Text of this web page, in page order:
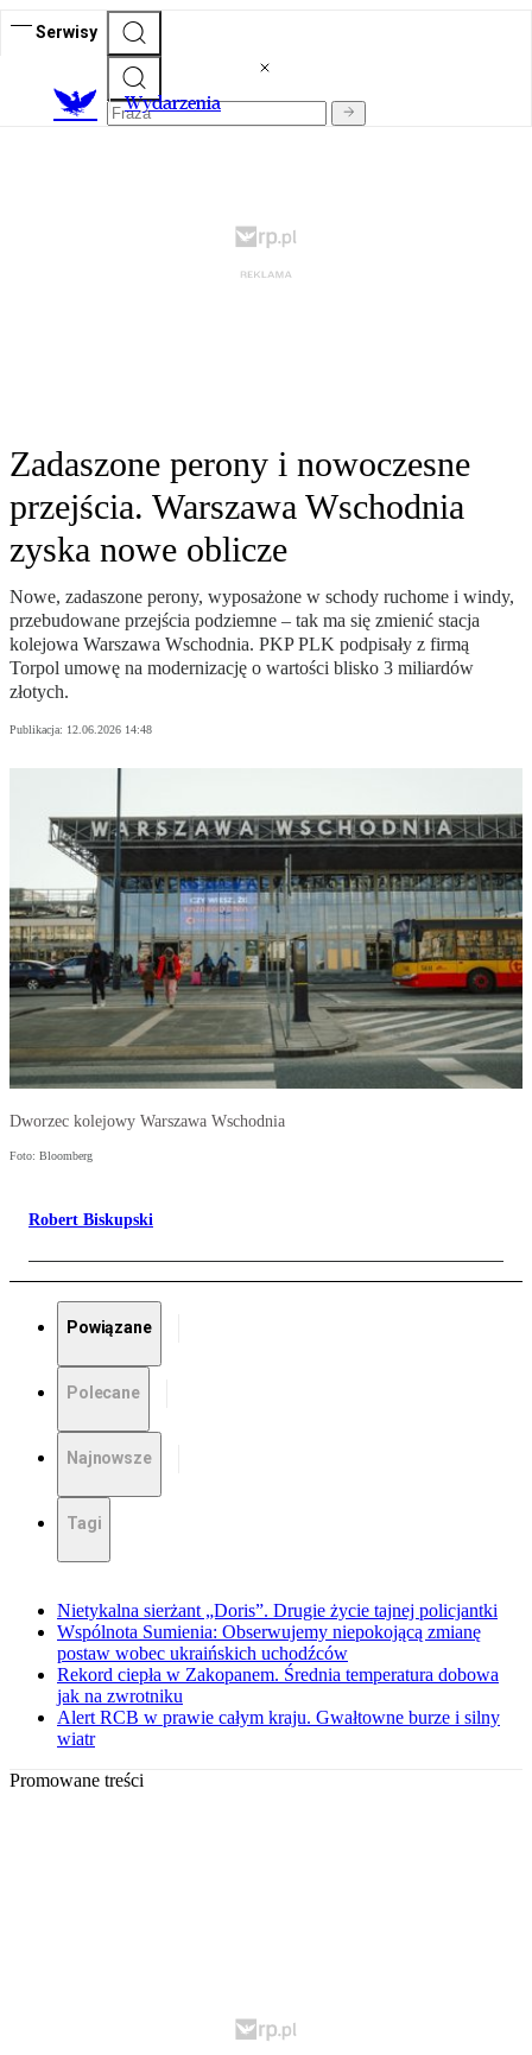
Serwisy
Wydarzenia
Zadaszone perony i nowoczesne
przejścia. Warszawa Wschodnia
zyska nowe oblicze
Nowe, zadaszone perony, wyposażone w schody ruchome i windy,
przebudowane przejścia podziemne – tak ma się zmienić stacja
kolejowa Warszawa Wschodnia. PKP PLK podpisały z firmą
Torpol umowę na modernizację o wartości blisko 3 miliardów
złotych.
Publikacja: 12.06.2026 14:48
Dworzec kolejowy Warszawa Wschodnia
Foto: Bloomberg
Robert Biskupski
Powiązane
Polecane
Najnowsze
Tagi
Nietykalna sierżant „Doris”. Drugie życie tajnej policjantki
Wspólnota Sumienia: Obserwujemy niepokojącą zmianę
postaw wobec ukraińskich uchodźców
Rekord ciepła w Zakopanem. Średnia temperatura dobowa
jak na zwrotniku
Alert RCB w prawie całym kraju. Gwałtowne burze i silny
wiatr
Promowane treści